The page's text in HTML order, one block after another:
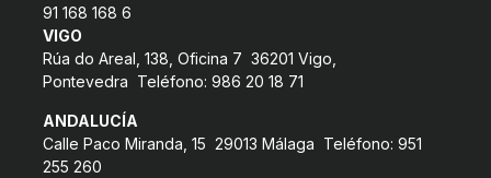
91 168 168 6
VIGO
Rúa do Areal, 138, Oficina 7 36201 Vigo,
Pontevedra Teléfono: 986 20 18 71
ANDALUCÍA
Calle Paco Miranda, 15 29013 Málaga Teléfono: 951
255 260
Xarxes socials
COL·LABORA
Fes voluntariat
Fes un donatiu